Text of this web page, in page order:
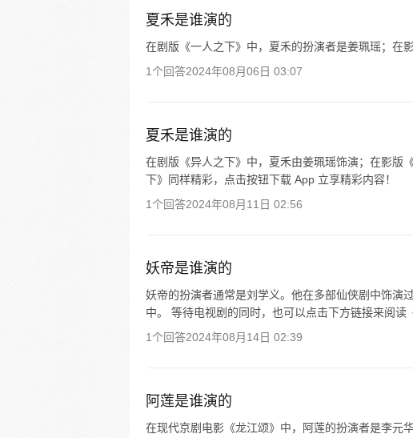
夏禾是谁演的
在剧版《一人之下》中，夏禾的扮演者是姜珮瑶；在
1个回答2024年08月06日 03:07
夏禾是谁演的
在剧版《异人之下》中，夏禾由姜珮瑶饰演；在影版
下》同样精彩，点击按钮下载 App 立享精彩内容！
1个回答2024年08月11日 02:56
妖帝是谁演的
妖帝的扮演者通常是刘学义。他在多部仙侠剧中饰演
中。 等待电视剧的同时，也可以点击下方链接来阅读
1个回答2024年08月14日 02:39
阿莲是谁演的
在现代京剧电影《龙江颂》中，阿莲的扮演者是李元